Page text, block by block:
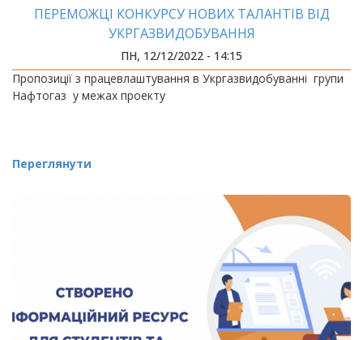
ПЕРЕМОЖЦІ КОНКУРСУ НОВИХ ТАЛАНТІВ ВІД
УКРГАЗВИДОБУВАННЯ
ПН, 12/12/2022 - 14:15
Пропозиції з працевлаштування в Укргазвидобуванні групи
Нафтогаз у межах проекту
Переглянути